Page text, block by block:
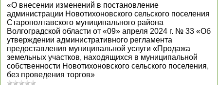
«О внесении изменений в постановление
администрации Новотихоновского сельского поселения
Старополтавского муниципального района
Волгоградской области от «09» апреля 2024 г. № 33 «Об
утверждении административного регламента
предоставления муниципальной услуги «Продажа
земельных участков, находящихся в муниципальной
собственности Новотихоновского сельского поселения,
без проведения торгов»